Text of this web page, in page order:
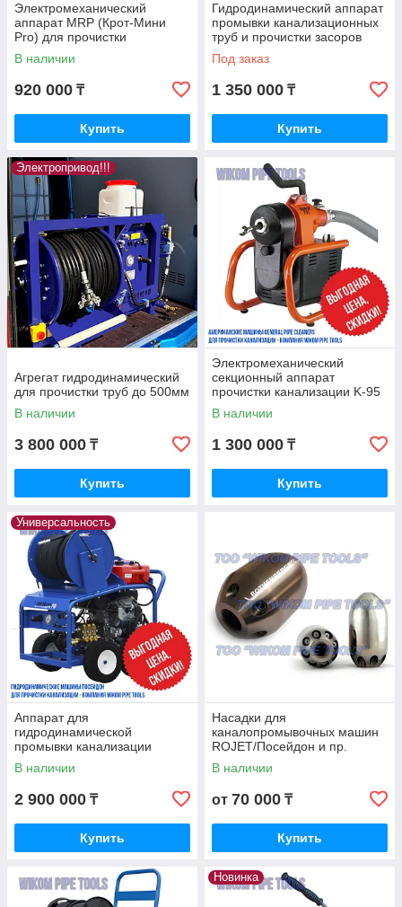
Электромеханический
аппарат MRP (Крот-Мини
Pro) для прочистки
канализации - wikomkz.kz
В наличии
920 000 ₸
Купить
Гидродинамический аппарат
промывки канализационных
труб и прочистки засоров
Под заказ
1 350 000 ₸
Купить
Электропривод!!!
Агрегат гидродинамический
для прочистки труб до 500мм
В наличии
3 800 000 ₸
Купить
Электромеханический
секционный аппарат
прочистки канализации K-95
(Крот-95)
В наличии
1 300 000 ₸
Купить
Универсальность
Аппарат для
гидродинамической
промывки канализации
Посейдон B24-Combi
В наличии
2 900 000 ₸
Купить
Насадки для
каналопромывочных машин
ROJET/Посейдон и пр.
В наличии
от 70 000 ₸
Купить
Новинка